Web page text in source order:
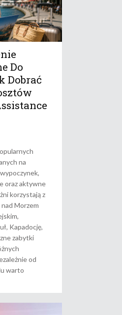
Do
Dobrać
na
oraz aktywne
korzystają z
Morzem
Kapadocję,
zabytki
od
warto